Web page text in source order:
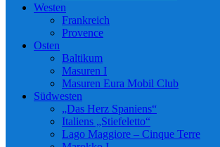
Westen
Frankreich
Provence
Osten
Baltikum
Masuren I
Masuren Eura Mobil Club
Südwesten
„Das Herz Spaniens“
Italiens „Stiefeletto“
Lago Maggiore – Cinque Terre